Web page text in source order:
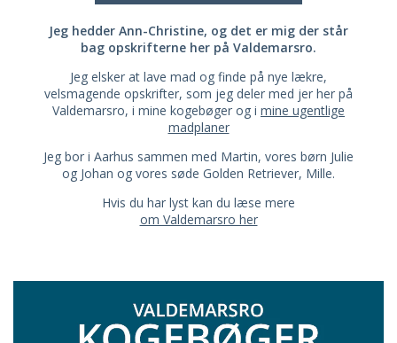
Jeg hedder Ann-Christine, og det er mig der står
bag opskrifterne her på Valdemarsro.
Jeg elsker at lave mad og finde på nye lækre,
velsmagende opskrifter, som jeg deler med jer her på
Valdemarsro, i mine kogebøger og i mine ugentlige
madplaner
Jeg bor i Aarhus sammen med Martin, vores børn Julie
og Johan og vores søde Golden Retriever, Mille.
Hvis du har lyst kan du læse mere
om Valdemarsro her